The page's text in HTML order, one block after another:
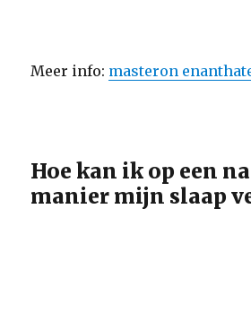
Meer info: masteron
Hoe kan ik op een
manier mijn slaap